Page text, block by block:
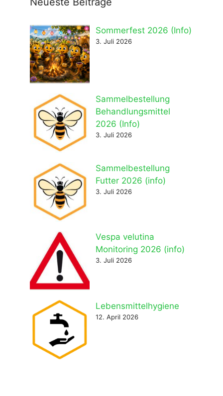
Sommerfest 2026 (Info)
3. Juli 2026
Sammelbestellung
Behandlungsmittel
2026 (Info)
3. Juli 2026
Sammelbestellung
Futter 2026 (info)
3. Juli 2026
Vespa velutina
Monitoring 2026 (info)
3. Juli 2026
Lebensmittelhygiene
12. April 2026